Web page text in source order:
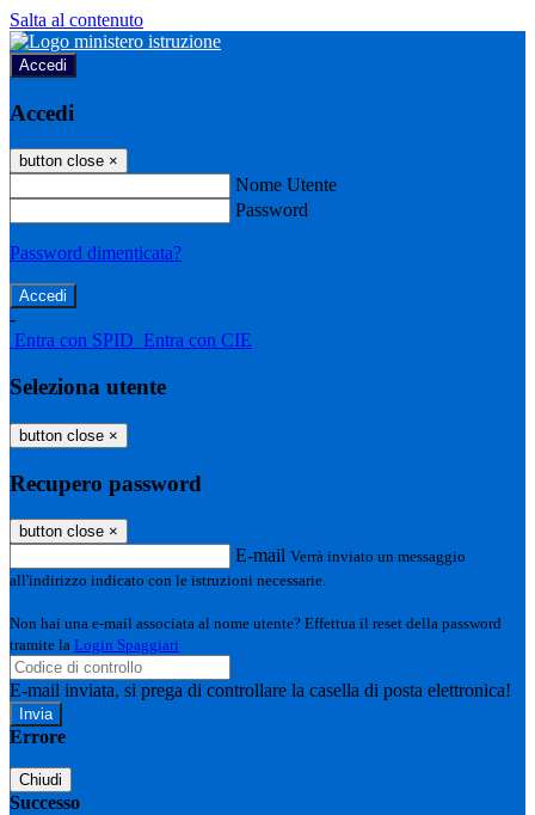
Salta al contenuto
Accedi
Accedi
button close ×
Nome Utente
Password
Password dimenticata?
-
Entra con SPID Entra con CIE
Seleziona utente
button close ×
Recupero password
button close ×
E-mail Verrà inviato un messaggio
all'indirizzo indicato con le istruzioni necessarie.
Non hai una e-mail associata al nome utente? Effettua il reset della password
tramite la Login Spaggiari
E-mail inviata, si prega di controllare la casella di posta elettronica!
Errore
Chiudi
Successo